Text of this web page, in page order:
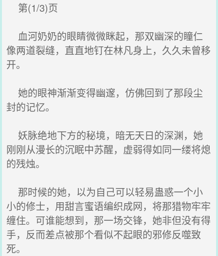
第(1/3)页
血河奶奶的眼睛微微眯起，那双幽深的瞳仁
像两道裂缝，直直地钉在林凡身上，久久未曾移
开。
她的眼神渐渐变得幽邃，仿佛回到了那段尘
封的记忆。
妖脉绝地下方的秘境，暗无天日的深渊，她
刚刚从漫长的沉眠中苏醒，虚弱得如同一缕将熄
的残烛。
那时候的她，以为自己可以轻易蛊惑一个小
小的修士，用甜言蜜语编织成网，将那猎物牢牢
缠住。可谁能想到，那一场交锋，她非但没有得
手，反而差点被那个看似不起眼的邪修反噬致
死。